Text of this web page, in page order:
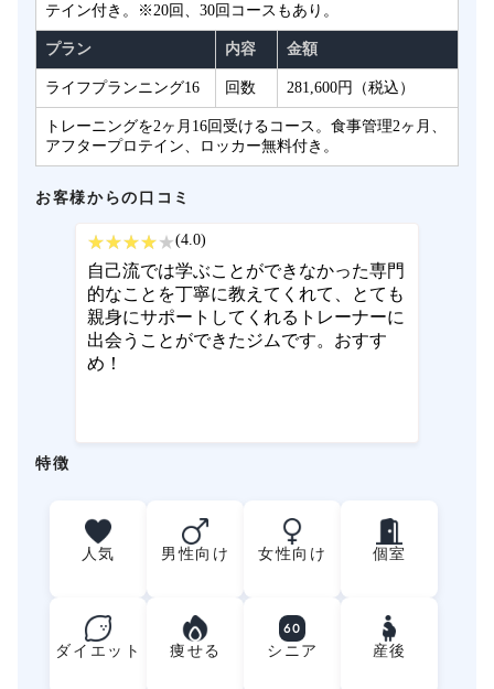
テイン付き。※20回、30回コースもあり。
プラン 内容 金額
ライフプランニング16 回数 281,600円（税込）
トレーニングを2ヶ月16回受けるコース。食事管理2ヶ月、
アフタープロテイン、ロッカー無料付き。
お客様からの口コミ
(4.0)
自己流では学ぶことができなかった専門
的なことを丁寧に教えてくれて、とても
親身にサポートしてくれるトレーナーに
出会うことができたジムです。おすす
め！
特徴
人気 男性向け 女性向け 個室
ダイエット 痩せる
60
シニア
産後